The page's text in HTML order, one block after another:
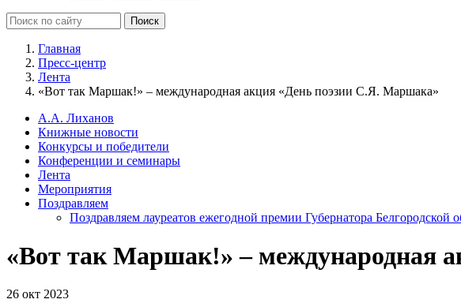
Главная
Пресс-центр
Лента
«Вот так Маршак!» – международная акция «День поэзии С.Я. Маршака»
А.А. Лиханов
Книжные новости
Конкурсы и победители
Конференции и семинары
Лента
Мероприятия
Поздравляем
Поздравляем лауреатов ежегодной премии Губернатора Белгородской
«Вот так Маршак!» – международная
26 окт 2023